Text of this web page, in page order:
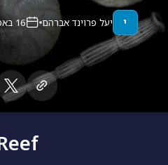
י יעל פרוינד אברהם 16 באפריל 2026